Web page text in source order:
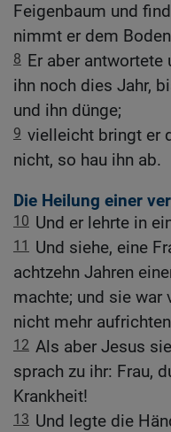
Feigenbaum und
nimmt er dem
8 Er aber antwortete
ihn noch dies Jahr,
und ihn dünge;
9 vielleicht bringt er
nicht, so hau ihn ab.
Die Heilung einer
10 Und er lehrte in
11 Und siehe, eine
achtzehn Jahren
machte; und sie war
nicht mehr
12 Als aber Jesus
sprach zu ihr: Frau,
Krankheit!
13 Und legte die